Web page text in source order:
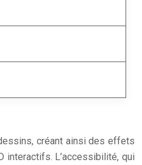
créant ainsi des effets
interactifs. L’accessibilité, qui